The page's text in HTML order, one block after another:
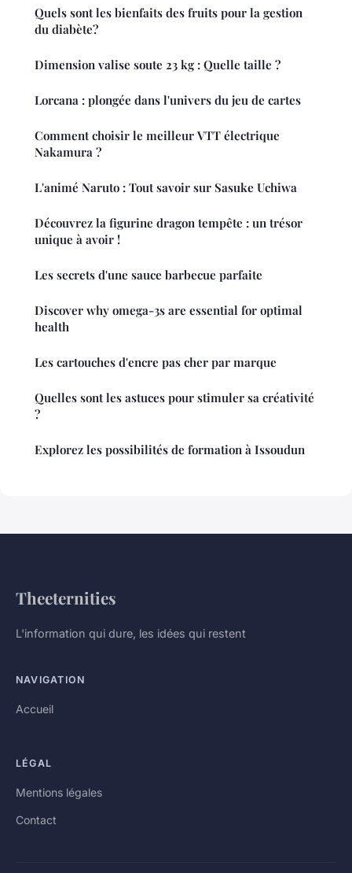
Quels sont les bienfaits des fruits pour la gestion
du diabète?
Dimension valise soute 23 kg : Quelle taille ?
Lorcana : plongée dans l'univers du jeu de cartes
Comment choisir le meilleur VTT électrique
Nakamura ?
L'animé Naruto : Tout savoir sur Sasuke Uchiwa
Découvrez la figurine dragon tempête : un trésor
unique à avoir !
Les secrets d'une sauce barbecue parfaite
Discover why omega-3s are essential for optimal
health
Les cartouches d'encre pas cher par marque
Quelles sont les astuces pour stimuler sa créativité
?
Explorez les possibilités de formation à Issoudun
Theeternities
L'information qui dure, les idées qui restent
NAVIGATION
Accueil
LÉGAL
Mentions légales
Contact